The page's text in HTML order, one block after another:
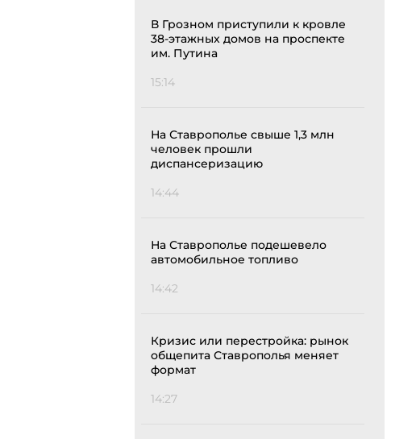
В Грозном приступили к кровле
38-этажных домов на проспекте
им. Путина
15:14
На Ставрополье свыше 1,3 млн
человек прошли
диспансеризацию
14:44
На Ставрополье подешевело
автомобильное топливо
14:42
Кризис или перестройка: рынок
общепита Ставрополья меняет
формат
14:27